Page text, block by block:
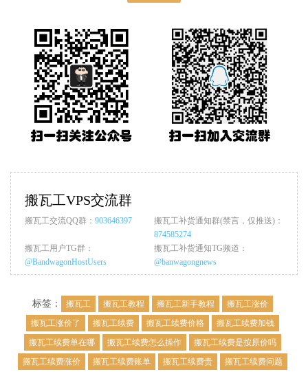
搬瓦工VPS交流群
搬瓦工交流QQ群： 903646397
搬瓦工补货通知群(禁言，仅推送)：
874585274
搬瓦工用户TG群：
@BandwagonHostUsers
搬瓦工补货通知TG频道：
@banwagongnews
标签： 搬瓦工 搬瓦工教程 搬瓦工新手教程
搬瓦工涨价
搬瓦工涨价了
搬瓦工续费 搬瓦工续费价格
搬瓦工续费加钱
搬瓦工续费单在哪
搬瓦工续费怎么操作
搬瓦工续费是按原价吗
搬瓦工续费涨价
搬瓦工续费账单 搬瓦工续费贵 搬瓦工续费问题